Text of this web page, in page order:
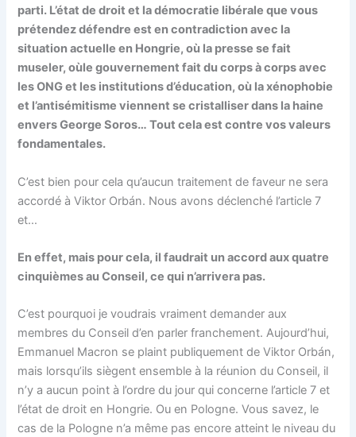
parti. L’état de droit et la démocratie libérale que vous
prétendez défendre est en contradiction avec la
situation actuelle en Hongrie, où la presse se fait
museler, oùle gouvernement fait du corps à corps avec
les ONG et les institutions d’éducation, où la xénophobie
et l’antisémitisme viennent se cristalliser dans la haine
envers George Soros… Tout cela est contre vos valeurs
fondamentales.
C’est bien pour cela qu’aucun traitement de faveur ne sera
accordé à Viktor Orbán. Nous avons déclenché l’article 7
et…
En effet, mais pour cela, il faudrait un accord aux quatre
cinquièmes au Conseil, ce qui n’arrivera pas.
C’est pourquoi je voudrais vraiment demander aux
membres du Conseil d’en parler franchement. Aujourd’hui,
Emmanuel Macron se plaint publiquement de Viktor Orbán,
mais lorsqu’ils siègent ensemble à la réunion du Conseil, il
n’y a aucun point à l’ordre du jour qui concerne l’article 7 et
l’état de droit en Hongrie. Ou en Pologne. Vous savez, le
cas de la Pologne n’a même pas encore atteint le niveau du